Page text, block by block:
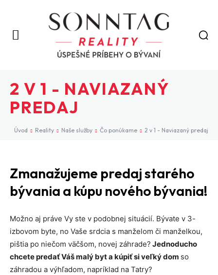
2 V 1 - NAVIAZANÝ
PREDAJ
Úvod Reality Naše služby Čo ponúkame 2 v 1 - Naviazaný predaj
Zmanažujeme predaj starého
bývania a kúpu nového bývania!
Možno aj práve Vy ste v podobnej situácií. Bývate v 3-
izbovom byte, no Vaše srdcia s manželom či manželkou,
pištia po niečom väčšom, novej záhrade? Jednoducho
chcete predať Váš malý byt a kúpiť si veľký dom so
záhradou a výhľadom, napríklad na Tatry?